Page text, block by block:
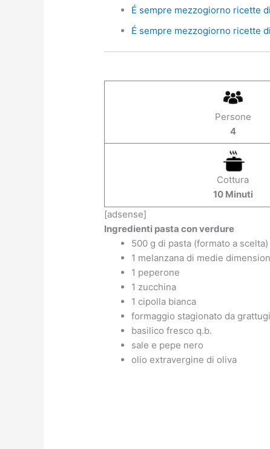
É sempre mezzogiorno ricette
É sempre mezzogiorno ricette
Persone
4
Cottura
10 Minuti
[adsense]
Ingredienti pasta con verdure
500 g di pasta (formato a scelta)
1 melanzana di medie
1 peperone
1 zucchina
1 cipolla bianca
formaggio stagionato da
basilico fresco q.b.
sale e pepe nero
olio extravergine di oliva